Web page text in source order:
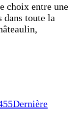
choix entre une
dans toute la
55Dernière